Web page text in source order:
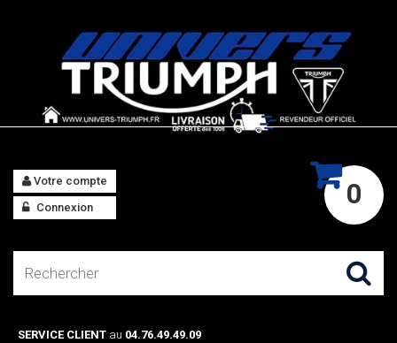
0
Votre compte
Connexion
SERVICE CLIENT au 04.76.49.49.09